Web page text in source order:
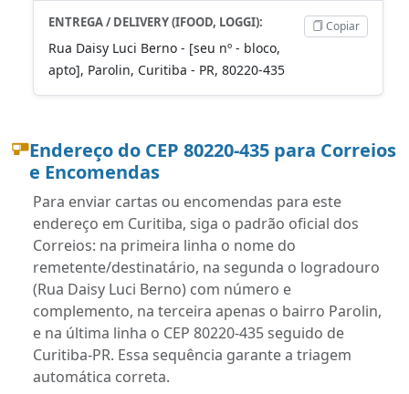
ENTREGA / DELIVERY (IFOOD, LOGGI):
Rua Daisy Luci Berno - [seu nº - bloco,
apto], Parolin, Curitiba - PR, 80220-435
Copiar
Endereço do CEP 80220-435 para Correios
e Encomendas
Para enviar cartas ou encomendas para este
endereço em Curitiba, siga o padrão oficial dos
Correios: na primeira linha o nome do
remetente/destinatário, na segunda o logradouro
(Rua Daisy Luci Berno) com número e
complemento, na terceira apenas o bairro Parolin,
e na última linha o CEP 80220-435 seguido de
Curitiba-PR. Essa sequência garante a triagem
automática correta.